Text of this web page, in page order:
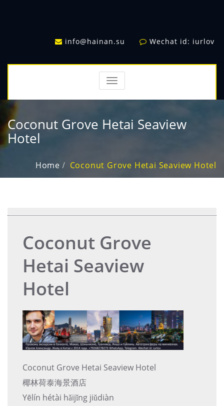
info@hainan.su Wechat id: iurlov
TOGGLE
NAVIGATION
Coconut Grove Hetai Seaview
Hotel
Home Coconut Grove Hetai Seaview Hotel
Coconut Grove
Hetai Seaview
Hotel
Coconut Grove Hetai Seaview Hotel
椰林荷泰海景酒店
Yēlín hétài hǎijǐng jiǔdiàn